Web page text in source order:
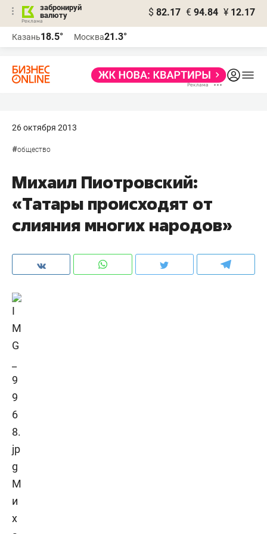
забронируй
валюту
$ 82.17 € 94.84 ¥ 12.17
Казань18.5° Москва21.3°
26 октября 2013
#общество
Михаил Пиотровский:
«Татары происходят от
слияния многих народов»
М
и
х